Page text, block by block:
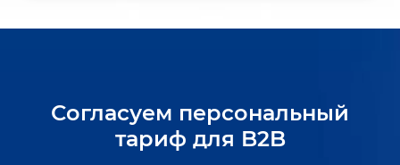
Согласуем персональный
тариф для B2B